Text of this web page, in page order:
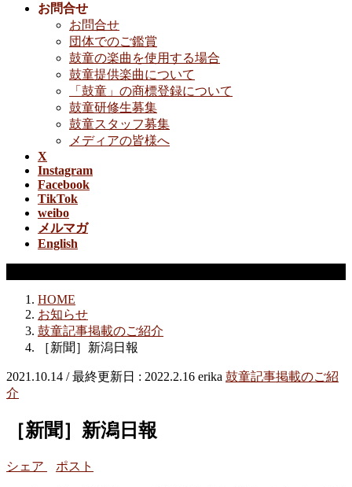
お問合せ
お問合せ
団体でのご鑑賞
鼓童の楽曲を使用する場合
鼓童提供楽曲について
「鼓童」の商標登録について
鼓童研修生募集
鼓童スタッフ募集
メディアの皆様へ
X
Instagram
Facebook
TikTok
weibo
メルマガ
English
HOME
お知らせ
鼓童記事掲載のご紹介
［新聞］新潟日報
2021.10.14 / 最終更新日 : 2022.2.16 erika 鼓童記事掲載のご紹
介
［新聞］新潟日報
シェア ポスト